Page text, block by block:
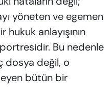
yöneten ve egemen
anlayışının
Bu nedenle
dosya değil, o
bütün bir